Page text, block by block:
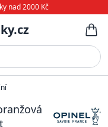
nad 2000 Kč